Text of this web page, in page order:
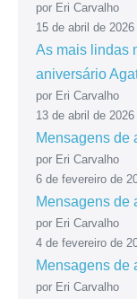
por Eri Carvalho
15 de abril de 2026
As mais lindas
aniversário
por Eri Carvalho
13 de abril de 2026
Mensagens de
por Eri Carvalho
6 de fevereiro de
Mensagens de
por Eri Carvalho
4 de fevereiro de
Mensagens de
por Eri Carvalho